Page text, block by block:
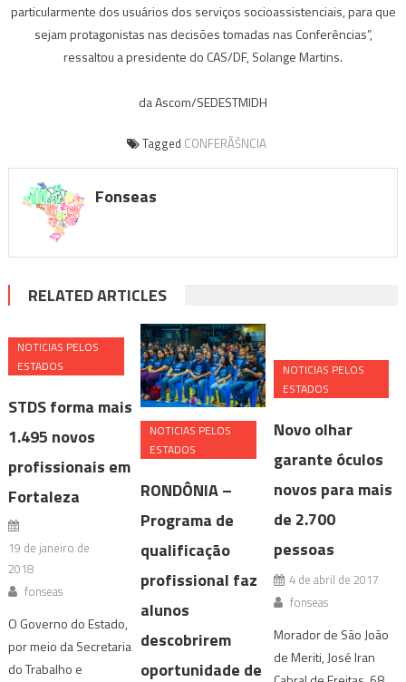
particularmente dos usuários dos serviços socioassistenciais, para que
sejam protagonistas nas decisões tomadas nas Conferências”,
ressaltou a presidente do CAS/DF, Solange Martins.
da Ascom/SEDESTMIDH
Tagged CONFERÃŠNCIA
Fonseas
RELATED ARTICLES
NOTICIAS PELOS
ESTADOS
STDS forma mais
1.495 novos
profissionais em
Fortaleza
19 de janeiro de
2018
fonseas
O Governo do Estado,
por meio da Secretaria
do Trabalho e
NOTICIAS PELOS
ESTADOS
RONDÔNIA –
Programa de
qualificação
profissional faz
alunos
descobrirem
oportunidade de
NOTICIAS PELOS
ESTADOS
Novo olhar
garante óculos
novos para mais
de 2.700
pessoas
4 de abril de 2017
fonseas
Morador de São João
de Meriti, José Iran